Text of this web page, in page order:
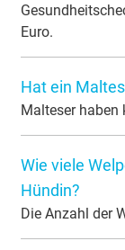
wirkt
gesundheitliche
Syndrom
Euro.
geringe
Hat ein
Malteser haben
Wie viele
Hündin?
Die Anzahl der